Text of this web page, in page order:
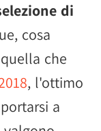
di
cosa
che
, l'ottimo
a